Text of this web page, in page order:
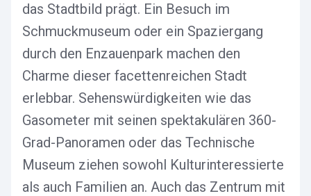
das Stadtbild prägt. Ein Besuch im
Schmuckmuseum oder ein Spaziergang
durch den Enzauenpark machen den
Charme dieser facettenreichen Stadt
erlebbar. Sehenswürdigkeiten wie das
Gasometer mit seinen spektakulären 360-
Grad-Panoramen oder das Technische
Museum ziehen sowohl Kulturinteressierte
als auch Familien an. Auch das Zentrum mit